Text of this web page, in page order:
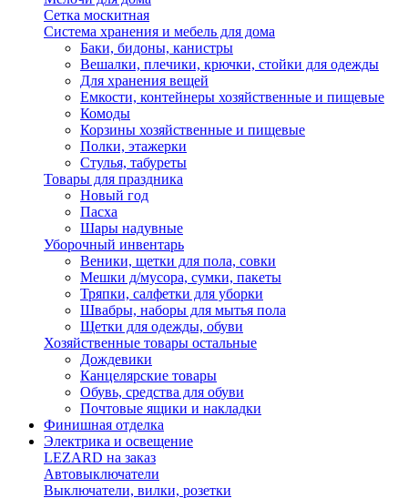
Сетка москитная
Система хранения и мебель для дома
Баки, бидоны, канистры
Вешалки, плечики, крючки, стойки для одежды
Для хранения вещей
Емкости, контейнеры хозяйственные и пищевые
Комоды
Корзины хозяйственные и пищевые
Полки, этажерки
Стулья, табуреты
Товары для праздника
Новый год
Пасха
Шары надувные
Уборочный инвентарь
Веники, щетки для пола, совки
Мешки д/мусора, сумки, пакеты
Тряпки, салфетки для уборки
Швабры, наборы для мытья пола
Щетки для одежды, обуви
Хозяйственные товары остальные
Дождевики
Канцелярские товары
Обувь, средства для обуви
Почтовые ящики и накладки
Финишная отделка
Электрика и освещение
LEZARD на заказ
Автовыключатели
Выключатели, вилки, розетки